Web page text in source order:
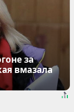
за
вмазала